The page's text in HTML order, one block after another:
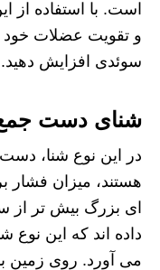
است. با استفاده از
و تقویت عضلات خود
سوئدی افزایش دهید.
شنای دست‌
در این نوع شنا، دست‌
هستند، میزان فشار
ای بزرگ بیش تر از
داده‌ اند که این
می‌ آورد. روی زمین